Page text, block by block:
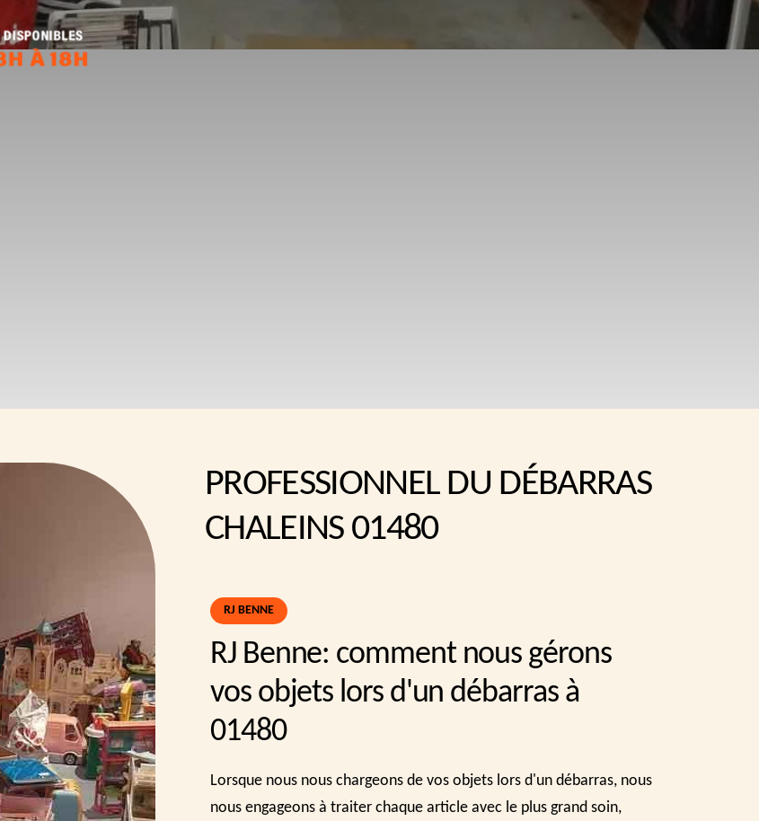
PROFESSIONNEL DU DÉBARRAS
CHALEINS 01480
RJ BENNE
RJ Benne: comment nous gérons
vos objets lors d'un débarras à
01480
Lorsque nous nous chargeons de vos objets lors d'un débarras, nous
nous engageons à traiter chaque article avec le plus grand soin,